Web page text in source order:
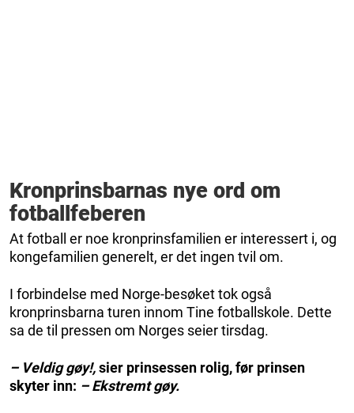
Kronprinsbarnas nye ord om
fotballfeberen
At fotball er noe kronprinsfamilien er interessert i, og
kongefamilien generelt, er det ingen tvil om.
I forbindelse med Norge-besøket tok også
kronprinsbarna turen innom Tine fotballskole. Dette
sa de til pressen om Norges seier tirsdag.
– Veldig gøy!,sier prinsessen rolig, før prinsen
skyter inn: – Ekstremt gøy.